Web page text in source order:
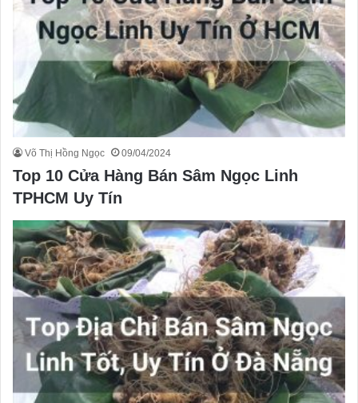
Võ Thị Hồng Ngọc 09/04/2024
Top 10 Cửa Hàng Bán Sâm Ngọc Linh
TPHCM Uy Tín